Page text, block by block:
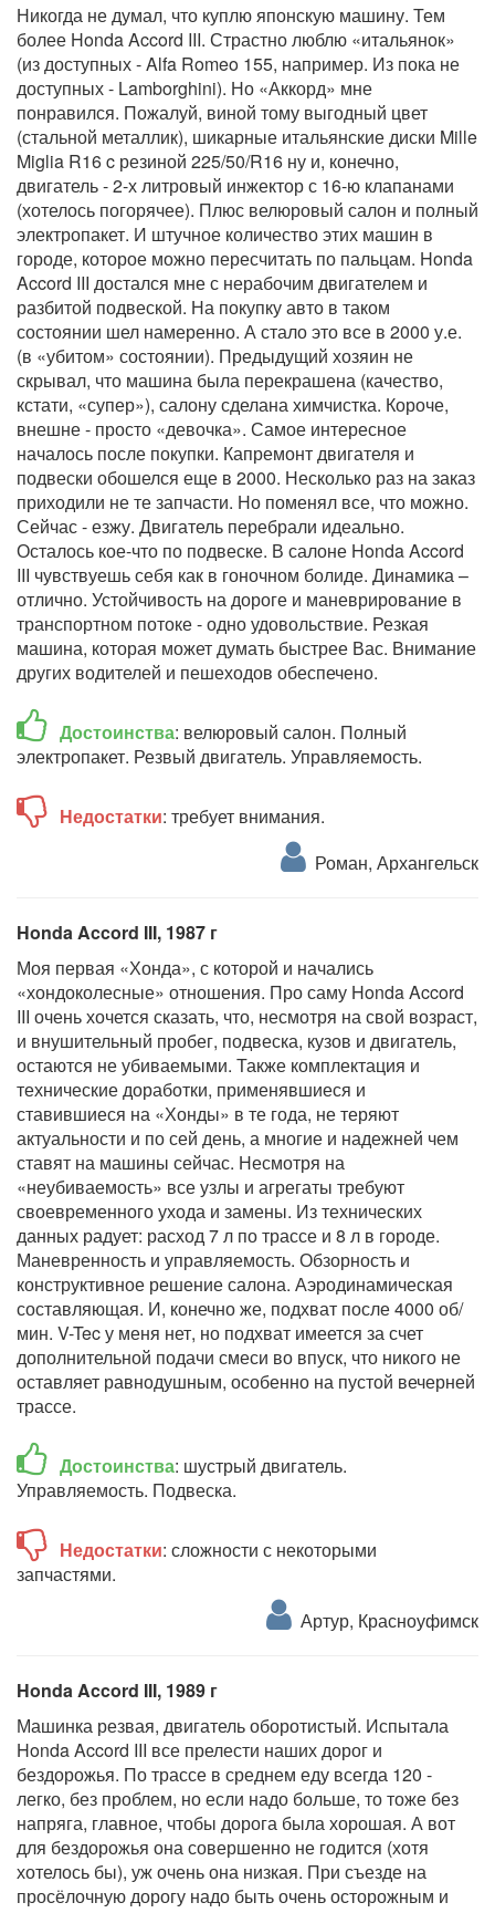
Никогда не думал, что куплю японскую машину. Тем
более Honda Accord III. Страстно люблю «итальянок»
(из доступных - Alfa Romeo 155, например. Из пока не
доступных - Lamborghini). Но «Аккорд» мне
понравился. Пожалуй, виной тому выгодный цвет
(стальной металлик), шикарные итальянские диски Mille
Miglia R16 c резиной 225/50/R16 ну и, конечно,
двигатель - 2-х литровый инжектор с 16-ю клапанами
(хотелось погорячее). Плюс велюровый салон и полный
электропакет. И штучное количество этих машин в
городе, которое можно пересчитать по пальцам. Honda
Accord III достался мне с нерабочим двигателем и
разбитой подвеской. На покупку авто в таком
состоянии шел намеренно. А стало это все в 2000 у.е.
(в «убитом» состоянии). Предыдущий хозяин не
скрывал, что машина была перекрашена (качество,
кстати, «супер»), салону сделана химчистка. Короче,
внешне - просто «девочка». Самое интересное
началось после покупки. Капремонт двигателя и
подвески обошелся еще в 2000. Несколько раз на заказ
приходили не те запчасти. Но поменял все, что можно.
Сейчас - езжу. Двигатель перебрали идеально.
Осталось кое-что по подвеске. В салоне Honda Accord
III чувствуешь себя как в гоночном болиде. Динамика –
отлично. Устойчивость на дороге и маневрирование в
транспортном потоке - одно удовольствие. Резкая
машина, которая может думать быстрее Вас. Внимание
других водителей и пешеходов обеспечено.
Достоинства: велюровый салон. Полный
электропакет. Резвый двигатель. Управляемость.
Недостатки: требует внимания.
Роман, Архангельск
Honda Accord III, 1987 г
Моя первая «Хонда», с которой и начались
«хондоколесные» отношения. Про саму Honda Accord
III очень хочется сказать, что, несмотря на свой возраст,
и внушительный пробег, подвеска, кузов и двигатель,
остаются не убиваемыми. Также комплектация и
технические доработки, применявшиеся и
ставившиеся на «Хонды» в те года, не теряют
актуальности и по сей день, а многие и надежней чем
ставят на машины сейчас. Несмотря на
«неубиваемость» все узлы и агрегаты требуют
своевременного ухода и замены. Из технических
данных радует: расход 7 л по трассе и 8 л в городе.
Маневренность и управляемость. Обзорность и
конструктивное решение салона. Аэродинамическая
составляющая. И, конечно же, подхват после 4000 об/
мин. V-Tec у меня нет, но подхват имеется за счет
дополнительной подачи смеси во впуск, что никого не
оставляет равнодушным, особенно на пустой вечерней
трассе.
Достоинства: шустрый двигатель.
Управляемость. Подвеска.
Недостатки: сложности с некоторыми
запчастями.
Артур, Красноуфимск
Honda Accord III, 1989 г
Машинка резвая, двигатель оборотистый. Испытала
Honda Accord III все прелести наших дорог и
бездорожья. По трассе в среднем еду всегда 120 -
легко, без проблем, но если надо больше, то тоже без
напряга, главное, чтобы дорога была хорошая. А вот
для бездорожья она совершенно не годится (хотя
хотелось бы), уж очень она низкая. При съезде на
просёлочную дорогу надо быть очень осторожным и